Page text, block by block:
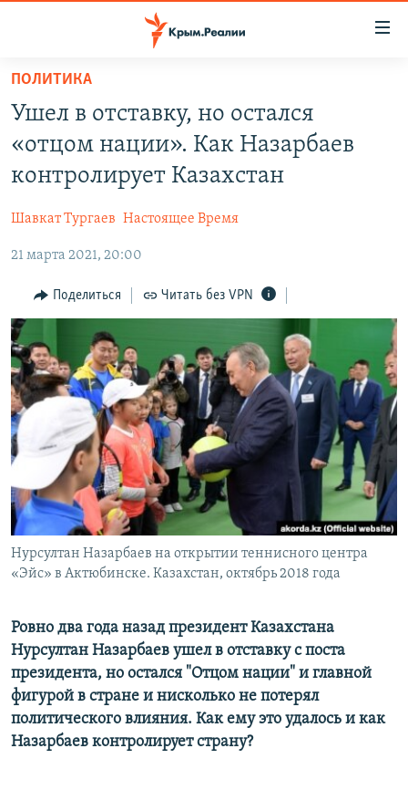
Вернуться
основному
содержанию
главной
навигации
Вернутся
поиску
11 ЛЕТ ОККУПАЦИИ КРЫМА. 11 ИСТОРИЙ СОПРОТИВЛЕНИЯ
ЕЩЕ
ИНТЕРАКТИВ
ИНФОГРАФИКА
СОВЕТЫ ПРАВОЗАЩИТНИКОВ
ПРОПАВШИЕ БЕЗ ВЕСТИ
ПОБЕДИТЕЛЕЙ НЕ СУДЯТ?
КРЫМ.НЕПОКОРЕННЫЙ
ELIFBE
УКРАИНСКАЯ ПРОБЛЕМА КРЫМА
РАДІО СВОБОДА
КАК ОБОЙТИ БЛОКИРОВКУ
Українською
Qırımtatar
ПРИСОЕДИНЯЙТЕСЬ!
Все сайты RFE/RL
ПОЛИТИКА
Ушел в отставку, но остался
«отцом нации». Как Назарбаев
контролирует Казахстан
Шавкат Тургаев Настоящее Время
21 марта 2021, 20:00
Поделиться Читать без VPN
Нурсултан Назарбаев на открытии теннисного центра
«Эйс» в Актюбинске. Казахстан, октябрь 2018 года
Ровно два года назад президент Казахстана
Нурсултан Назарбаев ушел в отставку с поста
президента, но остался "Отцом нации" и главной
фигурой в стране и нисколько не потерял
политического влияния. Как ему это удалось и как
Назарбаев контролирует страну?